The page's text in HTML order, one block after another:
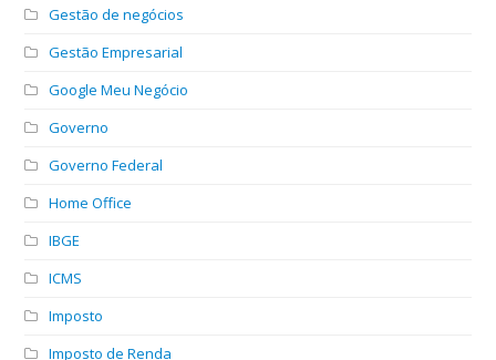
Gestão de negócios
Gestão Empresarial
Google Meu Negócio
Governo
Governo Federal
Home Office
IBGE
ICMS
Imposto
Imposto de Renda